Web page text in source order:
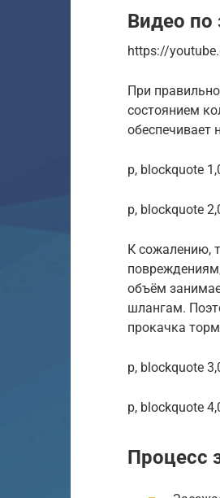
Видео по
https://
При
состоянием
обеспечивает
p, blockquote
p, blockquote
К сожалению,
объём
шлангам.
прокачка
p, blockquote
p, blockquote
Процесс